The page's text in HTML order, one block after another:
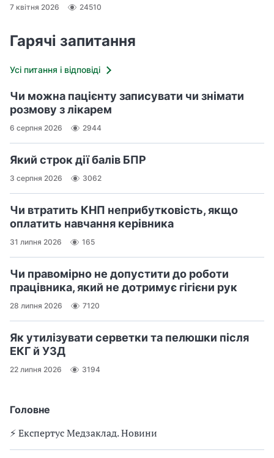
Головне
⚡️ Експертус Медзаклад. Новини
7 квітня 2026 24510
Гарячі запитання
Усі питання і відповіді
Чи можна пацієнту записувати чи знімати
розмову з лікарем
6 серпня 2026 2944
Який строк дії балів БПР
3 серпня 2026 3062
Чи втратить КНП неприбутковість, якщо
оплатить навчання керівника
31 липня 2026 165
Чи правомірно не допустити до роботи
працівника, який не дотримує гігієни рук
28 липня 2026 7120
Як утилізувати серветки та пелюшки після
ЕКГ й УЗД
22 липня 2026 3194